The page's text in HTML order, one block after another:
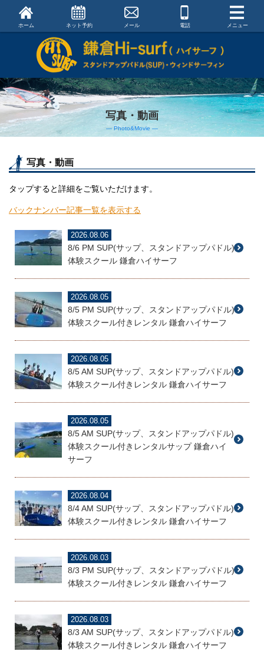
ホーム ネット予約 メール 電話 メニュー
写真・動画
― Photo&Movie ―
写真・動画
タップすると詳細をご覧いただけます。
バックナンバー記事一覧を表示する
2026.08.06
8/6 PM SUP(サップ、スタンドアップパドル)
体験スクール 鎌倉ハイサーフ
2026.08.05
8/5 PM SUP(サップ、スタンドアップパドル)
体験スクール付きレンタル 鎌倉ハイサーフ
2026.08.05
8/5 AM SUP(サップ、スタンドアップパドル)
体験スクール付きレンタル 鎌倉ハイサーフ
2026.08.05
8/5 AM SUP(サップ、スタンドアップパドル)
体験スクール付きレンタルサップ 鎌倉ハイ
サーフ
2026.08.04
8/4 AM SUP(サップ、スタンドアップパドル)
体験スクール付きレンタル 鎌倉ハイサーフ
2026.08.03
8/3 PM SUP(サップ、スタンドアップパドル)
体験スクール付きレンタル 鎌倉ハイサーフ
2026.08.03
8/3 AM SUP(サップ、スタンドアップパドル)
体験スクール付きレンタル 鎌倉ハイサーフ